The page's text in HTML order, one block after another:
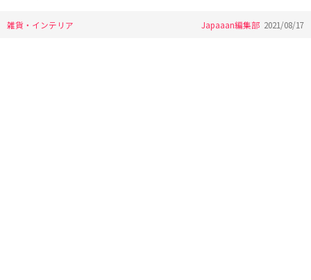
雑貨・インテリア Japaaan編集部 2021/08/17